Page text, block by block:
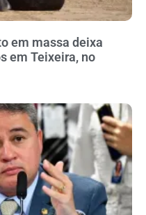
em massa deixa
em Teixeira, no